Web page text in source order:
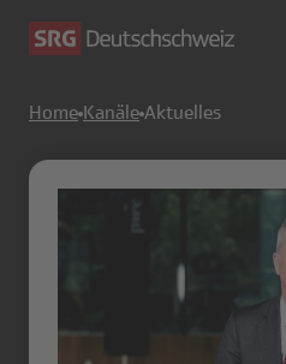
Home Kanäle Aktuelles